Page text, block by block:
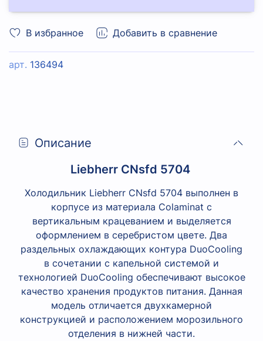
В избранное Добавить в сравнение
арт. 136494
Описание
Liebherr CNsfd 5704
Холодильник Liebherr CNsfd 5704 выполнен в
корпусе из материала Colaminat с
вертикальным крацеванием и выделяется
оформлением в серебристом цвете. Два
раздельных охлаждающих контура DuoCooling
в сочетании с капельной системой и
технологией DuoCooling обеспечивают высокое
качество хранения продуктов питания. Данная
модель отличается двухкамерной
конструкцией и расположением морозильного
отделения в нижней части.